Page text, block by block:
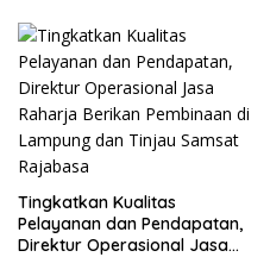
Tingkatkan Kualitas
Pelayanan dan Pendapatan,
Direktur Operasional Jasa